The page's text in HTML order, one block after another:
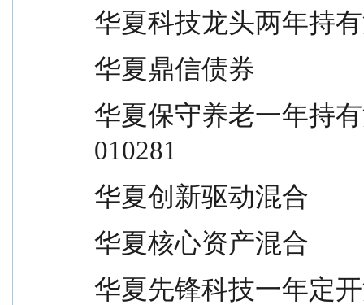
华夏科技龙头两年持有
华夏鼎信债券
华夏保守养老一年持
010281
华夏创新驱动混合
华夏核心资产混合
华夏先锋科技一年定开